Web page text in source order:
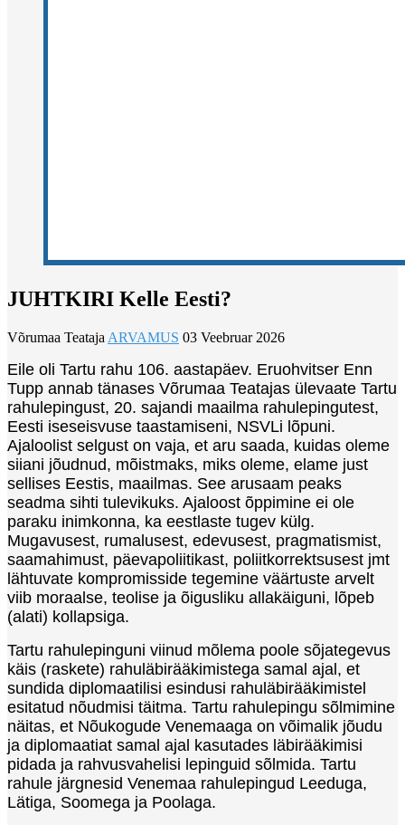
JUHTKIRI Kelle Eesti?
Võrumaa Teataja ARVAMUS 03 Veebruar 2026
Eile oli Tartu rahu 106. aastapäev. Eruohvitser Enn
Tupp annab tänases Võrumaa Teatajas ülevaate Tartu
rahulepingust, 20. sajandi maailma rahulepingutest,
Eesti iseseisvuse taastamiseni, NSVLi lõpuni.
Ajaloolist selgust on vaja, et aru saada, kuidas oleme
siiani jõudnud, mõistmaks, miks oleme, elame just
sellises Eestis, maailmas. See arusaam peaks
seadma sihti tulevikuks. Ajaloost õppimine ei ole
paraku inimkonna, ka eestlaste tugev külg.
Mugavusest, rumalusest, edevusest, pragmatismist,
saamahimust, päevapoliitikast, poliitkorrektsusest jmt
lähtuvate kompromisside tegemine väärtuste arvelt
viib moraalse, teolise ja õigusliku allakäiguni, lõpeb
(alati) kollapsiga.
Tartu rahulepinguni viinud mõlema poole sõjategevus
käis (raskete) rahuläbirääkimistega samal ajal, et
sundida diplomaatilisi esindusi rahuläbirääkimistel
esitatud nõudmisi täitma. Tartu rahulepingu sõlmimine
näitas, et Nõukogude Venemaaga on võimalik jõudu
ja diplomaatiat samal ajal kasutades läbirääkimisi
pidada ja rahvusvahelisi lepinguid sõlmida. Tartu
rahule järgnesid Venemaa rahulepingud Leeduga,
Lätiga, Soomega ja Poolaga.